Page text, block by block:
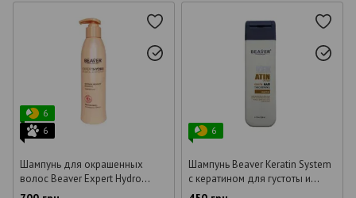
6
6
Шампунь для окрашенных
волос Beaver Expert Hydro
Intense Remedy Shampoo 318
6
Шампунь Beaver Keratin System
с кератином для густоты и
утолщения волос 200 мл